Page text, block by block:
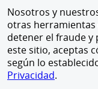
Nosotros y
otras herramientas
detener el fraude
este sitio, aceptas
según lo
Privacidad.